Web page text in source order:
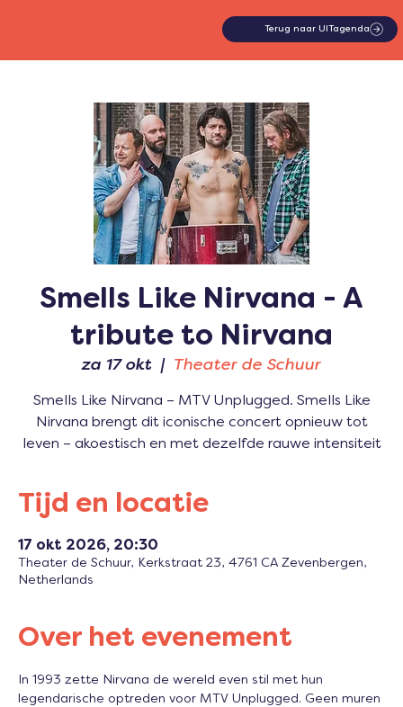
Terug naar UITagenda
Smells Like Nirvana - A
tribute to Nirvana
za 17 okt
  |
Theater de Schuur
Smells Like Nirvana – MTV Unplugged. Smells Like
Nirvana brengt dit iconische concert opnieuw tot
leven – akoestisch en met dezelfde rauwe intensiteit
Tijd en locatie
17 okt 2026, 20:30
Theater de Schuur, Kerkstraat 23, 4761 CA Zevenbergen,
Netherlands
Over het evenement
In 1993 zette Nirvana de wereld even stil met hun
legendarische optreden voor MTV Unplugged. Geen muren